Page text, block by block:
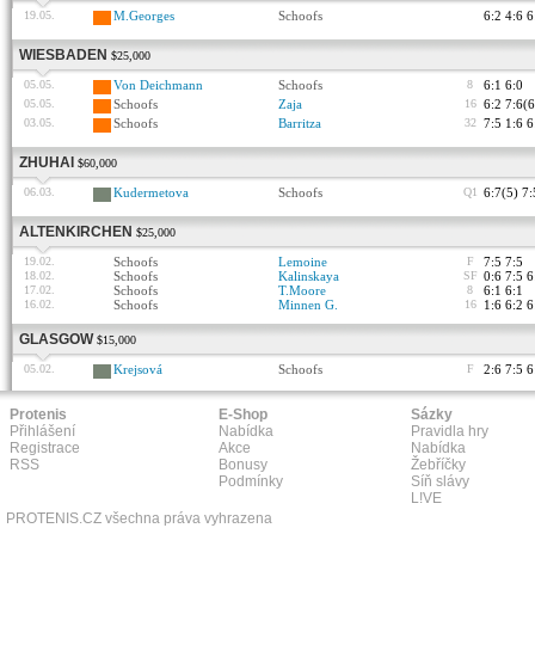
19.05. M.Georges Schoofs 6:2 4:6
WIESBADEN $25,000
05.05. Von Deichmann Schoofs 8 6:1 6:0
05.05. Schoofs Zaja 16 6:2
03.05. Schoofs Barritza 32 7:5 1:6
ZHUHAI $60,000
06.03. Kudermetova Schoofs Q1 6:7(5)
ALTENKIRCHEN $25,000
19.02. Schoofs Lemoine F 7:5 7:5
18.02. Schoofs Kalinskaya SF 0:6 7:5
17.02. Schoofs T.Moore 8 6:1 6:1
16.02. Schoofs Minnen G. 16 1:6 6:2
GLASGOW $15,000
05.02. Krejsová Schoofs F 2:6 7:5
Protenis
Přihlášení
Registrace
RSS
E-Shop
Nabídka
Akce
Bonusy
Podmínky
Sázky
Pravidla hry
Nabídka
Žebříčky
Síň slávy
L!VE
PROTENIS.CZ všechna práva vyhrazena